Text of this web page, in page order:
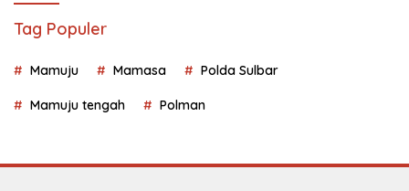
Tag Populer
Mamuju Mamasa Polda Sulbar
Mamuju tengah Polman